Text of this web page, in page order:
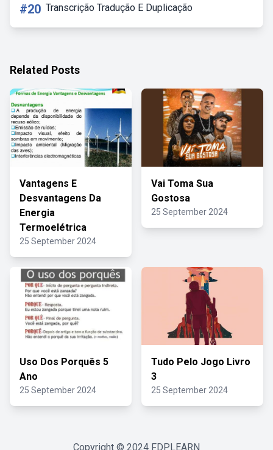
#20 Transcrição Tradução E Duplicação
Related Posts
Vantagens E
Desvantagens Da
Energia
Termoelétrica
25 September 2024
Vai Toma Sua
Gostosa
25 September 2024
Uso Dos Porquês 5
Ano
25 September 2024
Tudo Pelo Jogo Livro
3
25 September 2024
Copyright © 2024 FDPLEARN